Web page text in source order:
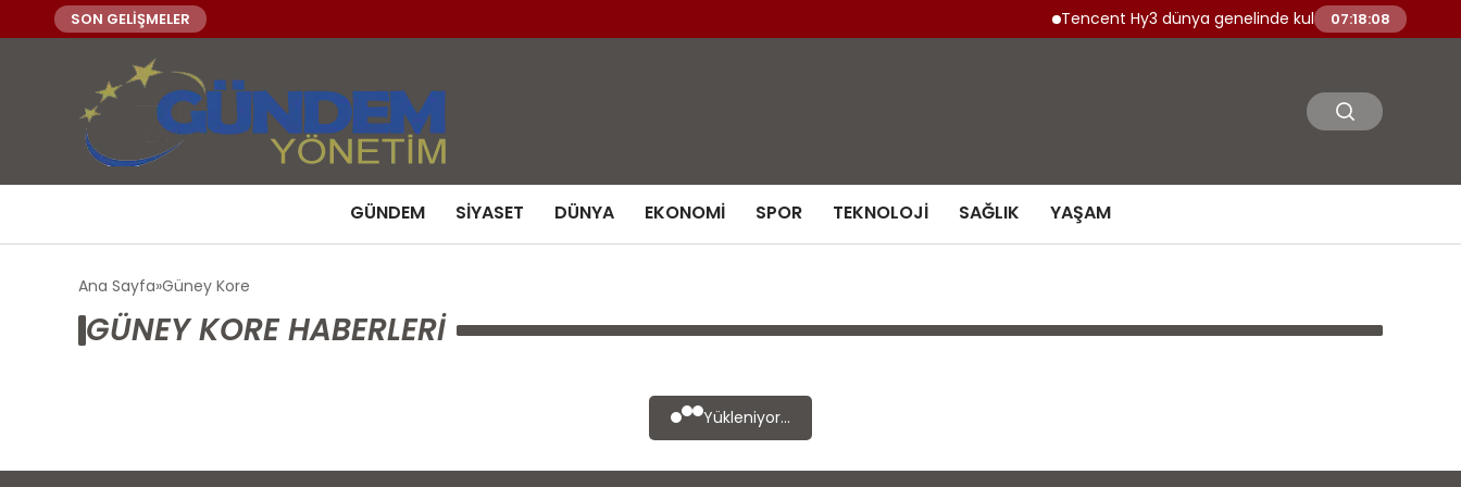
SON GELİŞMELER Tencent Hy3 dünya genelinde kullanıma sunuldu
07:18:08
GÜNDEM SIYASET DÜNYA EKONOMI SPOR TEKNOLOJI SAĞLIK YAŞAM
Ana Sayfa Güney Kore
GÜNEY KORE HABERLERI
Yükleniyor...